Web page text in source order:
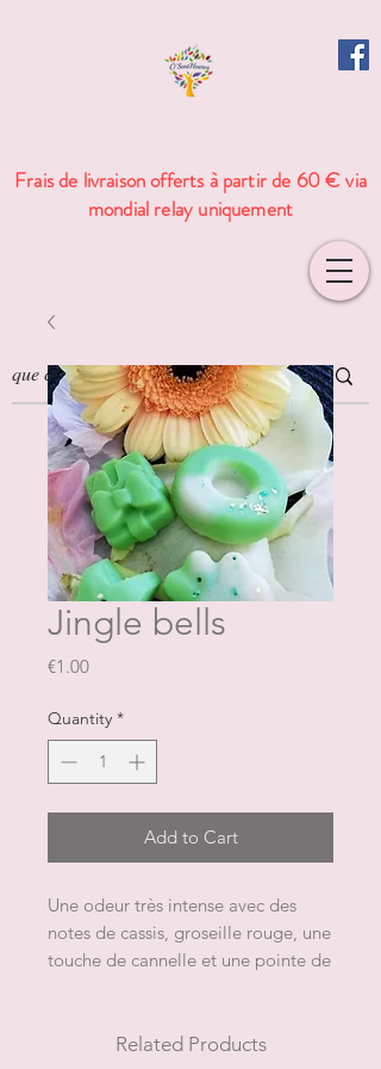
Frais de livraison offerts à partir de 60 € via
mondial relay uniquement
Jingle bells
€1.00Price
Quantity *
Add to Cart
Une odeur très intense avec des
notes de cassis, groseille rouge, une
touche de cannelle et une pointe de
L'emballage contient 1 fondant
Related Products